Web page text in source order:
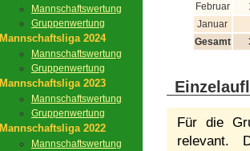
Mannschaftswertung
Gruppenwertung
Mannschaftsliga 2024
Mannschaftswertung
Gruppenwertung
Mannschaftsliga 2023
Mannschaftswertung
Gruppenwertung
Mannschaftsliga 2022
Mannschaftswertung
Februar
Januar
Gesamt
Für die
relevant.